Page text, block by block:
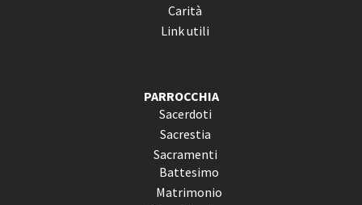
Carità
Link utili
PARROCCHIA
Sacerdoti
Sacrestia
Sacramenti
Battesimo
Matrimonio